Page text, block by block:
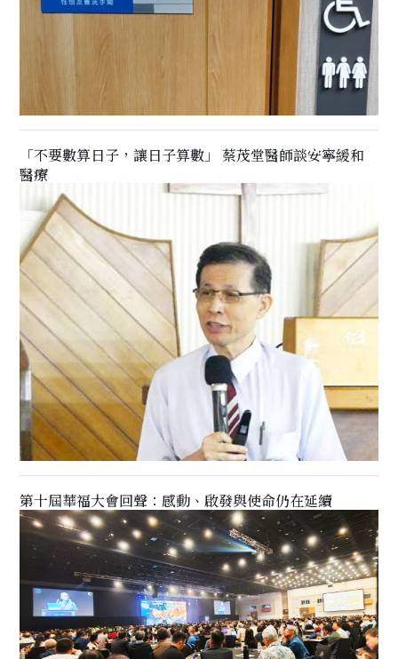
「不要數算日子，讓日子算數」 蔡茂堂醫師談安寧緩和
醫療
第十屆華福大會回聲：感動、啟發與使命仍在延續